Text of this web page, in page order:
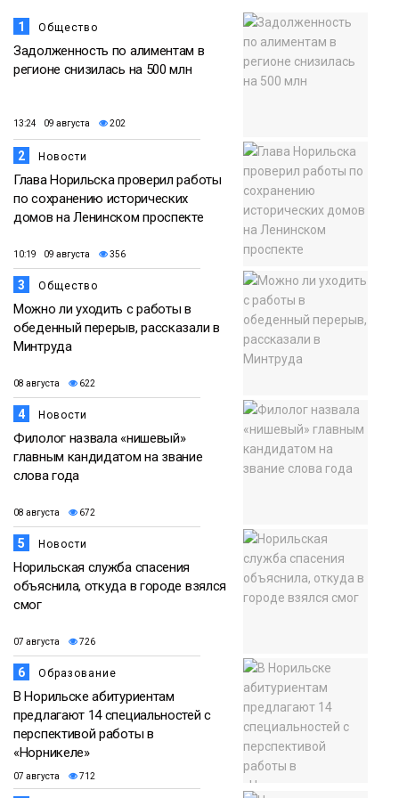
1 Общество
Задолженность по алиментам в
регионе снизилась на 500 млн
13:24 09 августа 202
2 Новости
Глава Норильска проверил работы
по сохранению исторических
домов на Ленинском проспекте
10:19 09 августа 356
3 Общество
Можно ли уходить с работы в
обеденный перерыв, рассказали в
Минтруда
08 августа 622
4 Новости
Филолог назвала «нишевый»
главным кандидатом на звание
слова года
08 августа 672
5 Новости
Норильская служба спасения
объяснила, откуда в городе взялся
смог
07 августа 726
6 Образование
В Норильске абитуриентам
предлагают 14 специальностей с
перспективой работы в
«Норникеле»
07 августа 712